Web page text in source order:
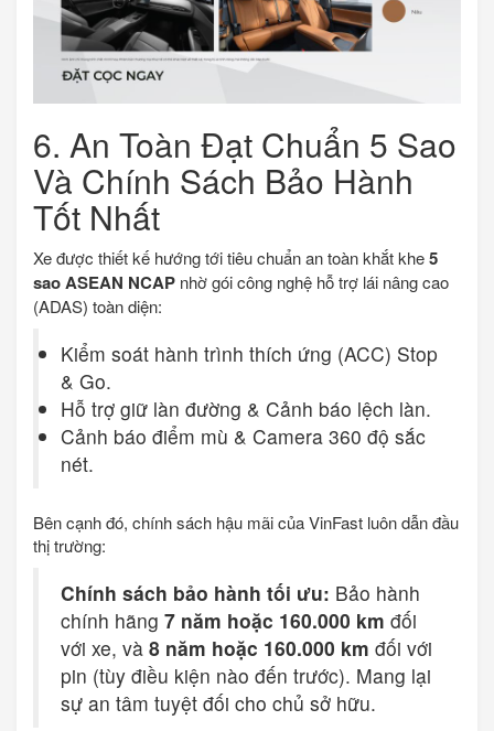
6. An Toàn Đạt Chuẩn 5 Sao
Và Chính Sách Bảo Hành
Tốt Nhất
Xe được thiết kế hướng tới tiêu chuẩn an toàn khắt khe5
sao ASEAN NCAP nhờ gói công nghệ hỗ trợ lái nâng cao
(ADAS) toàn diện:
Kiểm soát hành trình thích ứng (ACC) Stop
& Go.
Hỗ trợ giữ làn đường & Cảnh báo lệch làn.
Cảnh báo điểm mù & Camera 360 độ sắc
nét.
Bên cạnh đó, chính sách hậu mãi của VinFast luôn dẫn đầu
thị trường:
Chính sách bảo hành tối ưu: Bảo hành
chính hãng 7 năm hoặc 160.000 km đối
với xe, và 8 năm hoặc 160.000 km đối với
pin (tùy điều kiện nào đến trước). Mang lại
sự an tâm tuyệt đối cho chủ sở hữu.